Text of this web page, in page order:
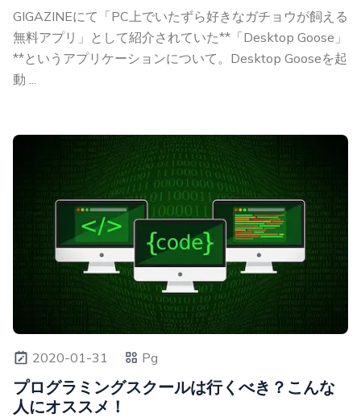
GIGAZINEにて「PC上でいたずら好きなガチョウが飼える
無料アプリ」として紹介されていた**「Desktop Goose」
**というアプリケーションについて。Desktop Gooseを起
動 ...
2020-01-31 Pg
プログラミングスクールは行くべき？こんな
人にオススメ！